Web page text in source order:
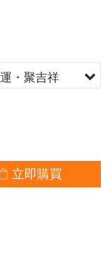
立即購買